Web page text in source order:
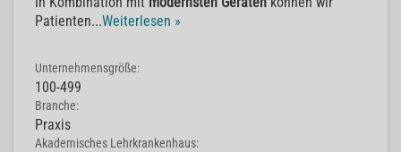
Patienten...Weiterlesen »
Unternehmensgröße:
100-499
Branche:
Praxis
Akademisches Lehrkrankenhaus: